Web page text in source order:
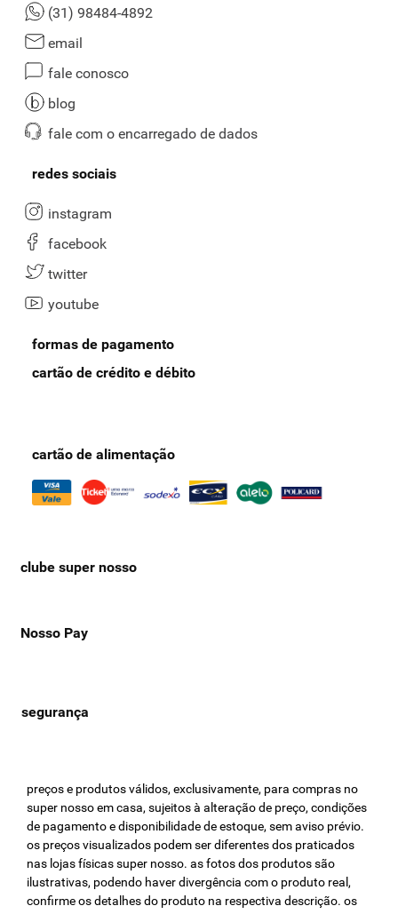
(31) 98484-4892
email
fale conosco
blog
fale com o encarregado de dados
redes sociais
instagram
facebook
twitter
youtube
formas de pagamento
cartão de crédito e débito
cartão de alimentação
clube super nosso
Nosso Pay
preços e produtos válidos, exclusivamente, para compras no
super nosso em casa, sujeitos à alteração de preço, condições
de pagamento e disponibilidade de estoque, sem aviso prévio.
os preços visualizados podem ser diferentes dos praticados
nas lojas físicas super nosso. as fotos dos produtos são
ilustrativas, podendo haver divergência com o produto real,
confirme os detalhes do produto na respectiva descrição. os